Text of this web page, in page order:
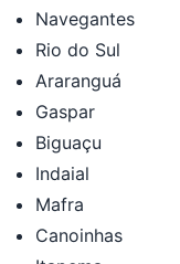
Navegantes
Rio do Sul
Araranguá
Gaspar
Biguaçu
Indaial
Mafra
Canoinhas